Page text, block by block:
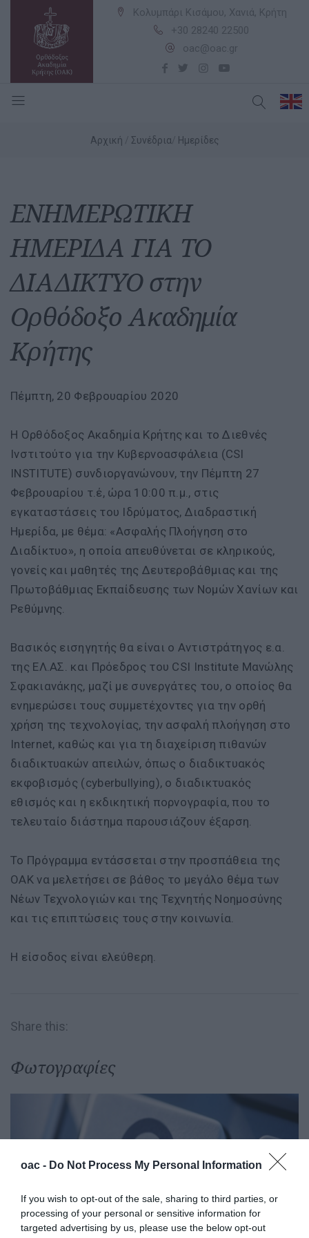
oac - Do Not Process My Personal Information
If you wish to opt-out of the sale, sharing to third parties, or
processing of your personal or sensitive information for
targeted advertising by us, please use the below opt-out
Κολυμπάρι Κισάμου, Χανιά, Κρήτη
+30 28240 22500
oac@oac.gr
Αρχική Συνέδρια Ημερίδες
ΕΝΗΜΕΡΩΤΙΚΗ
ΗΜΕΡΙΔΑ ΓΙΑ ΤΟ
ΔΙΑΔΙΚΤΥΟ στην
Ορθόδοξο Ακαδημία
Κρήτης
Πέμπτη, 20 Φεβρουαρίου 2020
Η Ορθόδοξος Ακαδημία Κρήτης και το Διεθνές
Ινστιτούτο για την Κυβερνοασφάλεια (CSI
INSTITUTE) συνδιοργανώνουν, την Πέμπτη 27
Φεβρουαρίου τ.έ, ώρα 10:00 π.μ., στις
εγκαταστάσεις του Ιδρύματος, Διαδραστική
Ημερίδα, με θέμα: «Ασφαλής Πλοήγηση στο
Διαδίκτυο», η οποία απευθύνεται σε κληρικούς,
γονείς και μαθητές της Δευτεροβάθμιας και της
Πρωτοβάθμιας Εκπαίδευσης των Νομών Χανίων και
Ρεθύμνης.
Βασικός εισηγητής θα είναι ο Αντιστράτηγος ε.α.
της ΕΛ.ΑΣ. και Πρόεδρος του CSI Institute Μανώλης
Σφακιανάκης, μαζί με συνεργάτες του, ο οποίος θα
ενημερώσει τους συμμετέχοντες για την ορθή
χρήση της τεχνολογίας, την ασφαλή πλοήγηση στο
Internet, καθώς και για τη διαχείριση πιθανών
διαδικτυακών απειλών, όπως ο διαδικτυακός
εκφοβισμός (cyberbullying), ο διαδικτυακός
εθισμός και η εκδικητική πορνογραφία, που το
τελευταίο διάστημα παρουσιάζουν έξαρση.
Το Πρόγραμμα εντάσσεται στην προσπάθεια της
ΟΑΚ να μελετήσει σε βάθος το μεγάλο θέμα των
Νέων Τεχνολογιών και της Τεχνητής Νοημοσύνης
και τις επιπτώσεις τους στην κοινωνία.
Η είσοδος είναι ελεύθερη.
Share this:
Φωτογραφίες